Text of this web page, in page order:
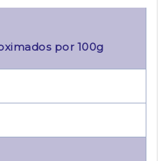
por 100g